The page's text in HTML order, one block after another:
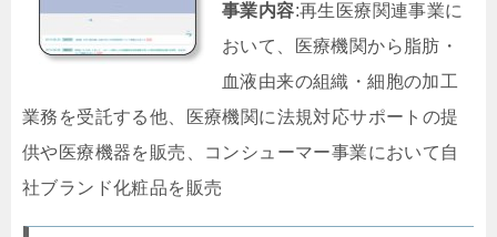
事業内容:再生医療関連事業に
おいて、医療機関から脂肪・
血液由来の組織・細胞の加工
業務を受託する他、医療機関に法規対応サポートの提
供や医療機器を販売、コンシューマー事業において自
社ブランド化粧品を販売